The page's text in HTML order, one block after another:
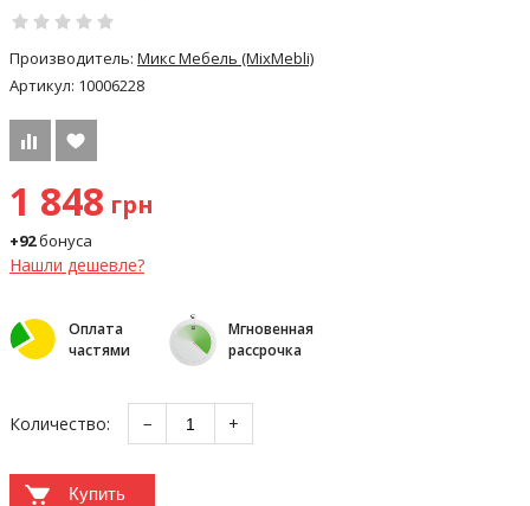
Производитель: Микс Мебель (MixMebli)
Артикул: 10006228
1 848 грн
+92бонуса
Нашли дешевле?
Оплата
частями
Мгновенная
рассрочка
Количество: − +
Купить